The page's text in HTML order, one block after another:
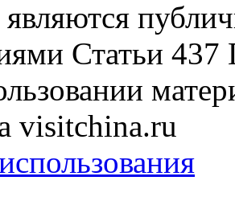
являются
Статьи 437
visitchina.ru